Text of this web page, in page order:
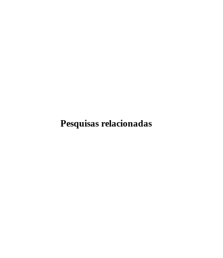
Pesquisas relacionadas